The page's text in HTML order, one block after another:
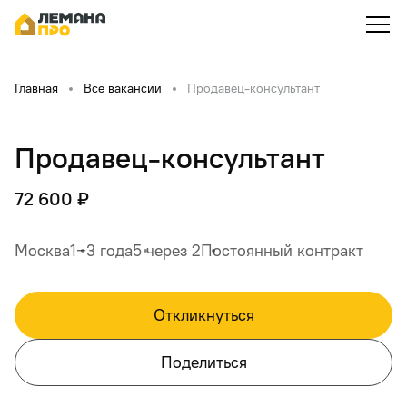
Главная Все вакансии Продавец-консультант
Продавец-консультант
72 600 ₽
Москва1‒3 года5 через 2Постоянный контракт
Откликнуться
Поделиться